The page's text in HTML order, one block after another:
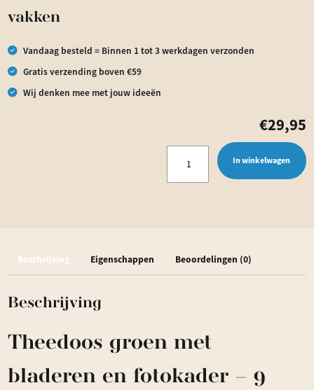
€29,95
vakken
In winkelwagen
Vandaag besteld = Binnen 1 tot 3 werkdagen verzonden
Gratis verzending boven €59
Wij denken mee met jouw ideeën
Beschrijving Eigenschappen Beoordelingen (0)
Beschrijving
Theedoos groen met
bladeren en fotokader – 9